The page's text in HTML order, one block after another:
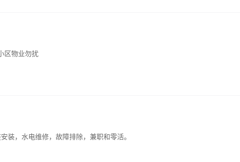
区物业勿扰
装，水电维修，故障排除，兼职和零活。